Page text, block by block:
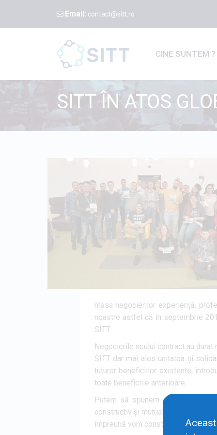
Email: contact@sitt.ro
CINE SUNTEM ?
SITT ÎN ATOS
masa negocierilor experiență,
noastre astfel că în septembrie
SITT.
Negocierile noului contract au
SITT dar mai ales unitatea și
tuturor beneficiilor existente,
toate beneficiile anterioare.
Putem să spunem ca
constructiv și mutual benefic cu
împreună vom construi și aici cea